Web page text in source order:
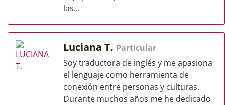
las...
Luciana T. Particular
Soy traductora de inglés y me apasiona
el lenguaje como herramienta de
conexión entre personas y culturas.
Durante muchos años me he dedicado